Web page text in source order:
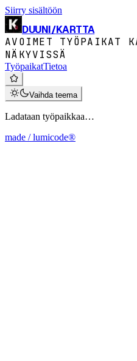
Siirry sisältöön
DUUNI/KARTTA
AVOIMET TYÖPAIKAT
NÄKYVISSÄ
TyöpaikatTietoa
Vaihda teema
Ladataan työpaikkaa…
made / lumicode®